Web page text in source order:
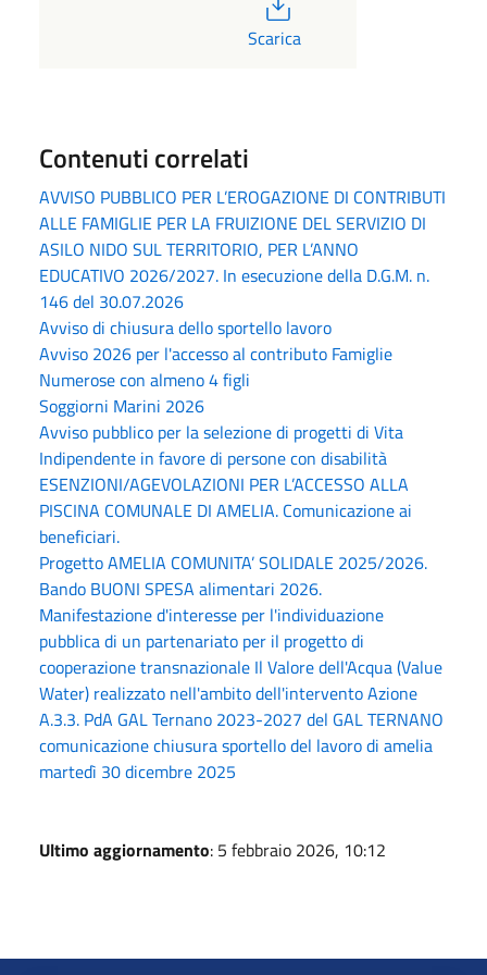
Scarica
Contenuti correlati
AVVISO PUBBLICO PER L’EROGAZIONE DI CONTRIBUTI
ALLE FAMIGLIE PER LA FRUIZIONE DEL SERVIZIO DI
ASILO NIDO SUL TERRITORIO, PER L’ANNO
EDUCATIVO 2026/2027. In esecuzione della D.G.M. n.
146 del 30.07.2026
Avviso di chiusura dello sportello lavoro
Avviso 2026 per l'accesso al contributo Famiglie
Numerose con almeno 4 figli
Soggiorni Marini 2026
Avviso pubblico per la selezione di progetti di Vita
Indipendente in favore di persone con disabilità
ESENZIONI/AGEVOLAZIONI PER L’ACCESSO ALLA
PISCINA COMUNALE DI AMELIA. Comunicazione ai
beneficiari.
Progetto AMELIA COMUNITA’ SOLIDALE 2025/2026.
Bando BUONI SPESA alimentari 2026.
Manifestazione d'interesse per l'individuazione
pubblica di un partenariato per il progetto di
cooperazione transnazionale Il Valore dell'Acqua (Value
Water) realizzato nell'ambito dell'intervento Azione
A.3.3. PdA GAL Ternano 2023-2027 del GAL TERNANO
comunicazione chiusura sportello del lavoro di amelia
martedì 30 dicembre 2025
Ultimo aggiornamento: 5 febbraio 2026, 10:12